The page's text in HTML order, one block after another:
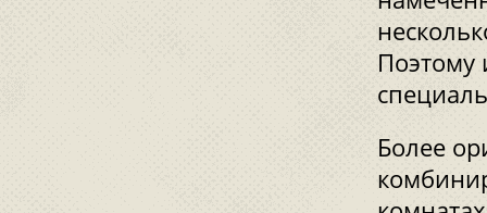
Поэтому
Более